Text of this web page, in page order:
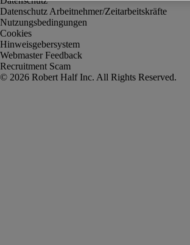
Datenschutz Arbeitnehmer/Zeitarbeitskräfte
Nutzungsbedingungen
Cookies
Hinweisgebersystem
Webmaster Feedback
Recruitment Scam